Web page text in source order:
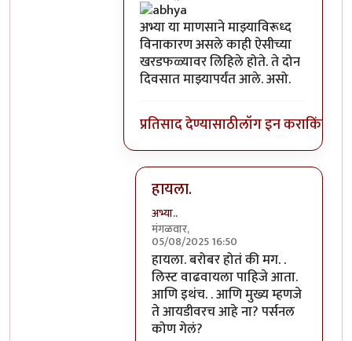
अभ्या या माणसाने माझ्याविरूध्द
विनाकारण असले काही ऐसीच्या
खरडफळ्यावर लिहिले होते. ते दोन
दिवसात माझ्यापर्यंत आले. असो.
प्रतिसाद देण्यासाठीलॉग इन कराकिंवा
हायला.
अभ्या..
मंगळवार,
05/08/2025 16:50
In reply to३१ जानेवारी २०१८ पूर्वी
हायला. बरोबर होतं की मग. .
लिस्ट वाढवायला पाहिजे आता.
आणि इथंच. . आणि मुख्य म्हणजे
ते आयडीवरच आहे ना? पर्सनल
कोण गेलं?